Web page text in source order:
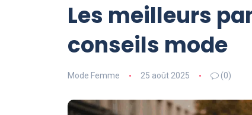
Les meilleurs
conseils mode
Mode Femme 25 août 2025 (0)